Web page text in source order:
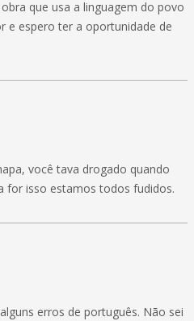
que usa a linguagem do povo
e espero ter a oportunidade de
você tava drogado quando
for isso estamos todos fudidos.
erros de português. Não sei